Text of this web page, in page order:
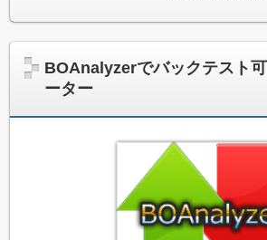
BOAnalyzerでバックテスト
ーター